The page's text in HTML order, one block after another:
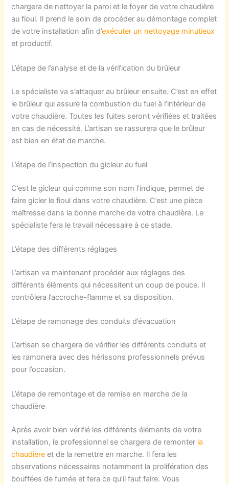
chargera de nettoyer la paroi et le foyer de votre chaudière
au fioul. Il prend le soin de procéder au démontage complet
de votre installation afin d’exécuter un nettoyage minutieux
et productif.
L’étape de l’analyse et de la vérification du brûleur
Le spécialiste va s’attaquer au brûleur ensuite. C’est en effet
le brûleur qui assure la combustion du fuel à l’intérieur de
votre chaudière. Toutes les fuites seront vérifiées et traitées
en cas de nécessité. L’artisan se rassurera que le brûleur
est bien en état de marche.
L’étape de l’inspection du gicleur au fuel
C’est le gicleur qui comme son nom l’indique, permet de
faire gicler le fioul dans votre chaudière. C’est une pièce
maîtresse dans la bonne marche de votre chaudière. Le
spécialiste fera le travail nécessaire à ce stade.
L’étape des différents réglages
L’artisan va maintenant procéder aux réglages des
différents éléments qui nécessitent un coup de pouce. Il
contrôlera l’accroche-flamme et sa disposition.
L’étape de ramonage des conduits d’évacuation
L’artisan se chargera de vérifier les différents conduits et
les ramonera avec des hérissons professionnels prévus
pour l’occasion.
L’étape de remontage et de remise en marche de la
chaudière
Après avoir bien vérifié les différents éléments de votre
installation, le professionnel se chargera de remonter la
chaudière et de la remettre en marche. Il fera les
observations nécessaires notamment la prolifération des
bouffées de fumée et fera ce qu’il faut faire. Vous